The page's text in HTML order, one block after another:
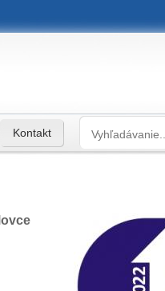
Kontakt